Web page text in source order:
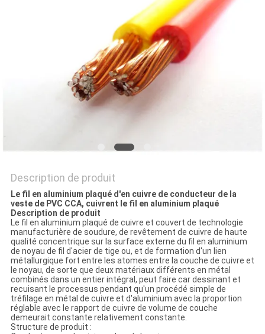
SOUMISSION
DU
SITE
POLITIQUE
DE
CONFIDENTIALITÉ
Description de produit
Le fil en aluminium plaqué d'en cuivre de conducteur de la
veste de PVC CCA, cuivrent le fil en aluminium plaqué
Description de produit
Le fil en aluminium plaqué de cuivre et couvert de technologie
manufacturière de soudure, de revêtement de cuivre de haute
qualité concentrique sur la surface externe du fil en aluminium
de noyau de fil d'acier de tige ou, et de formation d'un lien
métallurgique fort entre les atomes entre la couche de cuivre et
le noyau, de sorte que deux matériaux différents en métal
combinés dans un entier intégral, peut faire car dessinant et
recuisant le processus pendant qu'un procédé simple de
tréfilage en métal de cuivre et d'aluminium avec la proportion
réglable avec le rapport de cuivre de volume de couche
demeurait constante relativement constante.
Structure de produit :